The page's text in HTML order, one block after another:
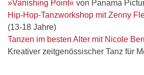
»Vanishing Point« von Panama
Hip-Hop-Tanzworkshop mit Zenny
(13-18 Jahre)
Tanzen im besten Alter mit Nicole
Kreativer zeitgenössischer Tanz für